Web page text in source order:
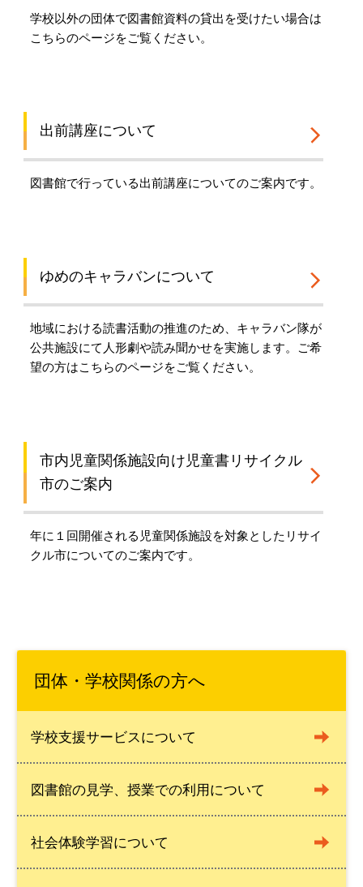
学校以外の団体で図書館資料の貸出を受けたい場合は
こちらのページをご覧ください。
出前講座について
図書館で行っている出前講座についてのご案内です。
ゆめのキャラバンについて
地域における読書活動の推進のため、キャラバン隊が
公共施設にて人形劇や読み聞かせを実施します。ご希
望の方はこちらのページをご覧ください。
市内児童関係施設向け児童書リサイクル
市のご案内
年に１回開催される児童関係施設を対象としたリサイ
クル市についてのご案内です。
団体・学校関係の方へ
学校支援サービスについて
図書館の見学、授業での利用について
社会体験学習について